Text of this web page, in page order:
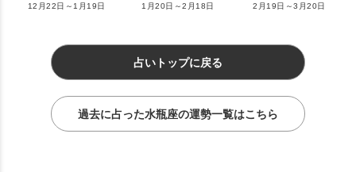
12月22日～1月19日 1月20日～2月18日 2月19日～3月20日
占いトップに戻る
過去に占った水瓶座の運勢一覧はこちら